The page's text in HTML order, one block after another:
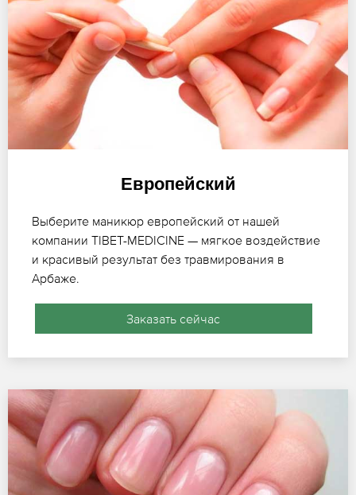
Европейский
Выберите маникюр европейский от нашей
компании TIBET-MEDICINE — мягкое воздействие
и красивый результат без травмирования в
Арбаже.
Заказать сейчас